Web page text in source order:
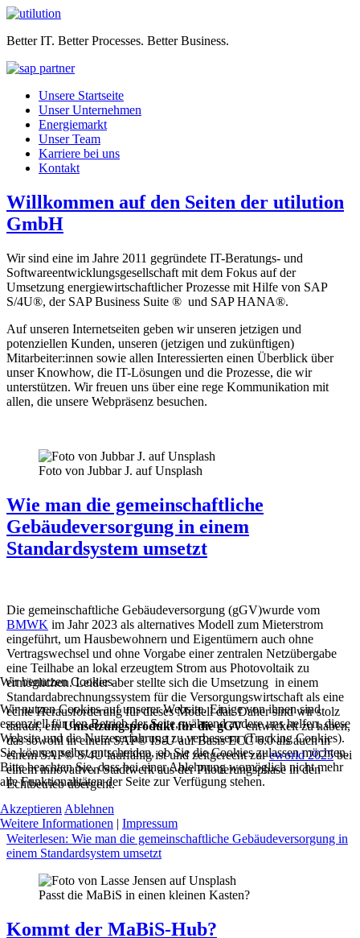
Better IT. Better Processes. Better Business.
Unsere Startseite
Unser Unternehmen
Energiemarkt
Unser Team
Karriere bei uns
Kontakt
Willkommen auf den Seiten der utilution
GmbH
Wir sind eine im Jahre 2011 gegründete IT-Beratungs- und
Softwareentwicklungsgesellschaft mit dem Fokus auf der
Umsetzung energiewirtschaftlicher Prozesse mit Hilfe von SAP
S/4U®, der SAP Business Suite ® und SAP HANA®.
Auf unseren Internetseiten geben wir unseren jetzigen und
potenziellen Kunden, unseren (jetzigen und zukünftigen)
Mitarbeiter:innen sowie allen Interessierten einen Überblick über
unser Knowhow, die IT-Lösungen und die Prozesse, die wir
unterstützen. Wir freuen uns über eine rege Kommunikation mit
allen, die unsere Webpräsenz besuchen.
Foto von Jubbar J. auf Unsplash
Wie man die gemeinschaftliche
Gebäudeversorgung in einem
Standardsystem umsetzt
Die gemeinschaftliche Gebäudeversorgung (gGV)wurde vom
BMWK im Jahr 2023 als alternatives Modell zum Mieterstrom
eingeführt, um Hausbewohnern und Eigentümern auch ohne
Vertragswechsel und ohne Vorgabe einer zentralen Netzübergabe
eine Teilhabe an lokal erzeugtem Strom aus Photovoltaik zu
ermöglichen. Leider aber stellte sich die Umsetzung in einem
Standardabrechnungssystem für die Versorgungswirtschaft als eine
echte Herausforderung für dieses Modell dar. Daher sind wir stolz
darauf, einUmsetzungsprodukt für die gGVentwickelt zu haben,
das sowohl in einem SAP® IS-U auf Basis ECC 6.0 als auch in
einem SAP® S/4U lauffähig ist und zeitgerecht zureworld 2025bei
einem innovativen Stadtwerk aus der Pilotierungsphase in den
Echtbetrieb übergeht.
Weiterlesen: Wie man die gemeinschaftliche Gebäudeversorgung in
einem Standardsystem umsetzt
Passt die MaBiS in einen kleinen Kasten?
Kommt der MaBiS-Hub?
Wir benutzen Cookies
Wir nutzen Cookies auf unserer Website. Einige von ihnen sind
essenziell für den Betrieb der Seite, während andere uns helfen, diese
Website und die Nutzererfahrung zu verbessern (Tracking Cookies).
Sie können selbst entscheiden, ob Sie die Cookies zulassen möchten.
Bitte beachten Sie, dass bei einer Ablehnung womöglich nicht mehr
alle Funktionalitäten der Seite zur Verfügung stehen.
Akzeptieren Ablehnen
Weitere Informationen | Impressum